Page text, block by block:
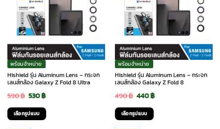
พร้อมจำหน่าย
Hishield รุ่น Aluminum Lens – กระจก
เลนส์กล้อง Galaxy Z Fold 8 Ultra
590฿ Original
price
was:
530฿Current
price
is:
เลือกรูปแบบ
พร้อมจำหน่าย
Hishield รุ่น Aluminum Lens – กระจก
เลนส์กล้อง Galaxy Z Fold 8
490฿ Original
price
was:
440฿Current
เลือกรูปแบบ